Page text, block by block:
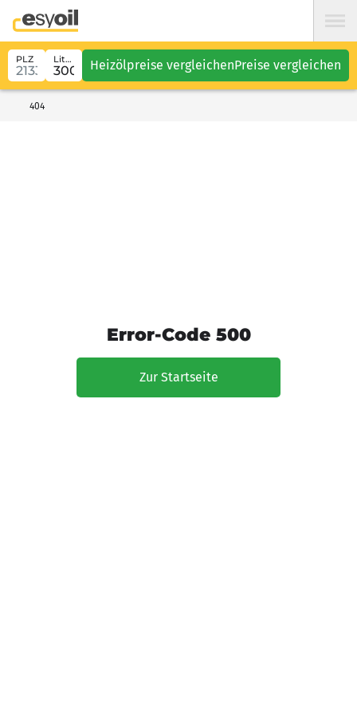
PLZ Liter Heizölpreise vergleichenPreise vergleichen
404
Error-Code 500
Zur Startseite